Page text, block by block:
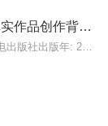
西方绘画大师经典佳作:梵高|真实作品创作背后的细节